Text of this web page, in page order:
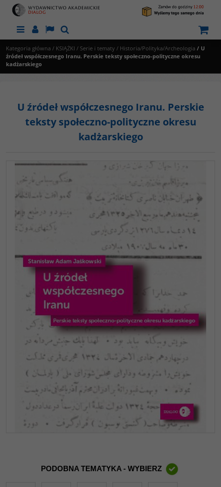
MenuPanelLangSzukaj
Kategoria główna / KSIĄŻKI / Serie i tematy / Historia/Polityka/Archeologia / U
źródeł współczesnego Iranu. Perskie teksty społeczno-polityczne okresu
kadżarskiego
U źródeł współczesnego Iranu. Perskie
teksty społeczno-polityczne okresu
kadżarskiego
PODOBNA TEMATYKA - WYBIERZ